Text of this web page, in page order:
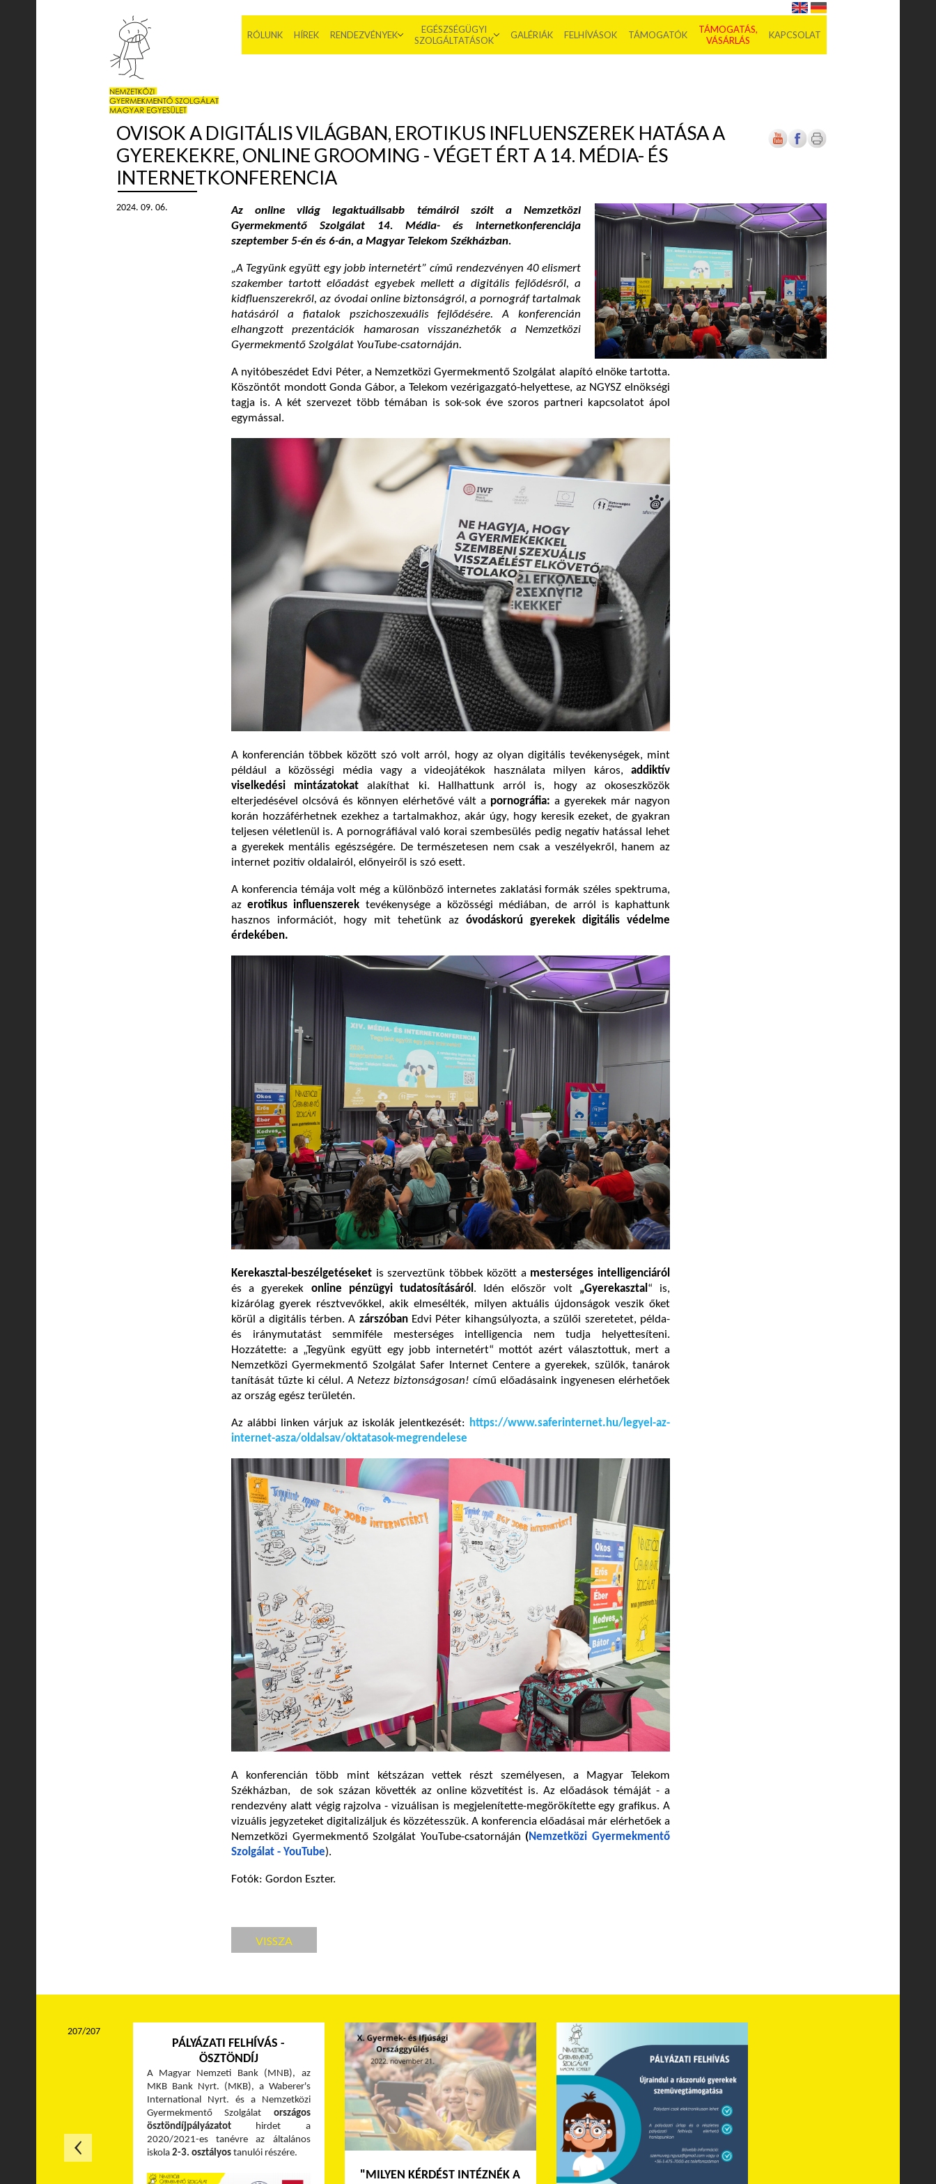
RÓLUNK HÍREK RENDEZVÉNYEK
EGÉSZSÉGÜGYI
SZOLGÁLTATÁSOK
GALÉRIÁK FELHÍVÁSOK TÁMOGATÓK
TÁMOGATÁS,
VÁSÁRLÁS
KAPCSOLAT
OVISOK A DIGITÁLIS VILÁGBAN, EROTIKUS INFLUENSZEREK HATÁSA A
GYEREKEKRE, ONLINE GROOMING - VÉGET ÉRT A 14. MÉDIA- ÉS
INTERNETKONFERENCIA
2024. 09. 06.
Az online világ legaktuálisabb témáiról szólt a Nemzetközi
Gyermekmentő Szolgálat 14. Média- és internetkonferenciája
szeptember 5-én és 6-án, a Magyar Telekom Székházban.
„A Tegyünk együtt egy jobb internetért” című rendezvényen 40 elismert
szakember tartott előadást egyebek mellett a digitális fejlődésről, a
kidfluenszerekről, az óvodai online biztonságról, a pornográf tartalmak
hatásáról a fiatalok pszichoszexuális fejlődésére. A konferencián
elhangzott prezentációk hamarosan visszanézhetők a Nemzetközi
Gyermekmentő Szolgálat YouTube-csatornáján.
A nyitóbeszédet Edvi Péter, a Nemzetközi Gyermekmentő Szolgálat alapító elnöke tartotta.
Köszöntőt mondott Gonda Gábor, a Telekom vezérigazgató-helyettese, az NGYSZ elnökségi
tagja is. A két szervezet több témában is sok-sok éve szoros partneri kapcsolatot ápol
egymással.
A konferencián többek között szó volt arról, hogy az olyan digitális tevékenységek, mint
például a közösségi média vagy a videojátékok használata milyen káros, addiktív
viselkedési mintázatokatalakíthat ki. Hallhattunk arról is, hogy az okoseszközök
elterjedésével olcsóvá és könnyen elérhetővé vált a pornográfia: a gyerekek már nagyon
korán hozzáférhetnek ezekhez a tartalmakhoz, akár úgy, hogy keresik ezeket, de gyakran
teljesen véletlenül is. A pornográfiával való korai szembesülés pedig negatív hatással lehet
a gyerekek mentális egészségére. De természetesen nem csak a veszélyekről, hanem az
internet pozitív oldalairól, előnyeiről is szó esett.
A konferencia témája volt még a különböző internetes zaklatási formák széles spektruma,
azerotikus influenszerek tevékenysége a közösségi médiában, de arról is kaphattunk
hasznos információt, hogy mit tehetünk az óvodáskorú gyerekek digitális védelme
érdekében.
Kerekasztal-beszélgetéseket is szerveztünk többek között a mesterséges intelligenciáról
és a gyerekek online pénzügyi tudatosításáról . Idén először volt „Gyerekasztal “ is,
kizárólag gyerek résztvevőkkel, akik elmesélték, milyen aktuális újdonságok veszik őket
körül a digitális térben. A zárszóban Edvi Péter kihangsúlyozta, a szülői szeretetet, példa-
és iránymutatást semmiféle mesterséges intelligencia nem tudja helyettesíteni.
Hozzátette: a „Tegyünk együtt egy jobb internetért“ mottót azért választottuk, mert a
Nemzetközi Gyermekmentő Szolgálat Safer Internet Centere a gyerekek, szülők, tanárok
tanítását tűzte ki célul.A Netezz biztonságosan! című előadásaink ingyenesen elérhetőek
az ország egész területén.
Az alábbi linken várjuk az iskolák jelentkezését: https://www.saferinternet.hu/legyel-az-
internet-asza/oldalsav/oktatasok-megrendelese
A konferencián több mint kétszázan vettek részt személyesen, a Magyar Telekom
Székházban, de sok százan követték az online közvetítést is. Az előadások témáját - a
rendezvény alatt végig rajzolva - vizuálisan is megjelenítette-megörökítette egy grafikus. A
vizuális jegyzeteket digitalizáljuk és közzétesszük. A konferencia előadásai már elérhetőek a
Nemzetközi Gyermekmentő Szolgálat YouTube-csatornáján ( Nemzetközi Gyermekmentő
Szolgálat - YouTube).
Fotók: Gordon Eszter.
VISSZA
PÁLYÁZATI FELHÍVÁS -
ÖSZTÖNDÍJ
A Magyar Nemzeti Bank (MNB), az
MKB Bank Nyrt. (MKB), a Waberer's
International Nyrt. és a Nemzetközi
Gyermekmentő Szolgálat országos
ösztöndíjpályázatothirdet a
2020/2021-es tanévre az általános
iskola 2-3. osztályostanulói részére.
"MILYEN KÉRDÉST INTÉZNÉK A
207/207